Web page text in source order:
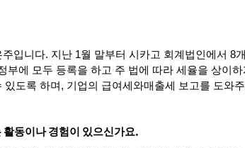
주입니다. 지난 1월 말부터 시카고 회계법인에서 8
부에 모두 등록을 하고 주 법에 따라 세율을 상이하
있도록 하며 , 기업의 급여세와매출세 보고를 도와
활동이나 경험이 있으신가요.